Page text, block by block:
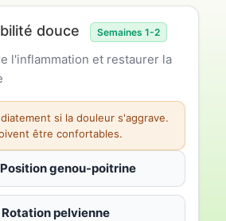
douce Semaines 1-2
l'inflammation et restaurer la
si la douleur s'aggrave.
être confortables.
Position genou-poitrine
Rotation pelvienne